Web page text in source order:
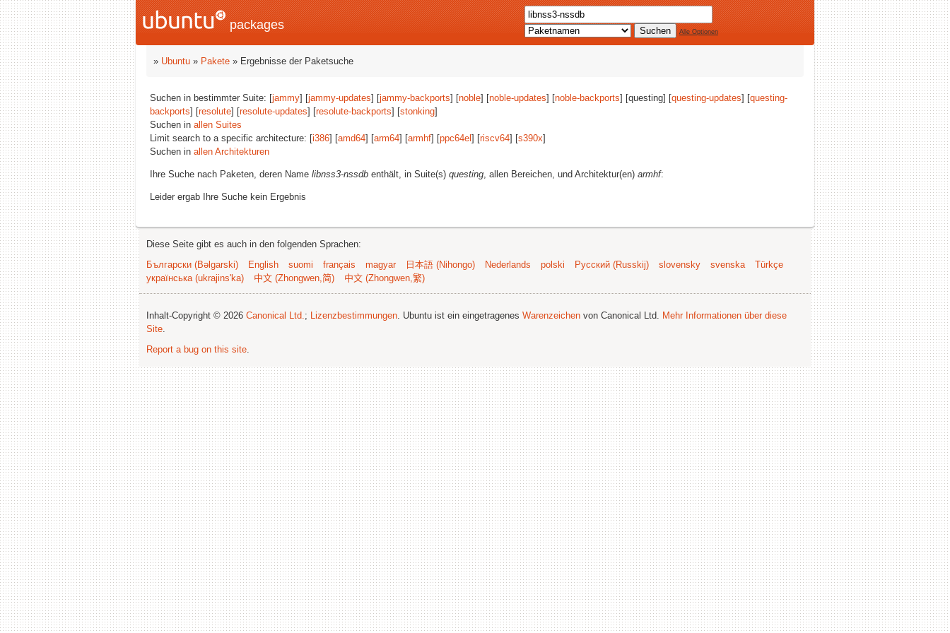
packages Alle Optionen
» Ubuntu » Pakete » Ergebnisse der Paketsuche
Suchen in bestimmter Suite: [jammy] [jammy-updates] [jammy-backports] [noble] [noble-updates] [noble-backports] [questing] [questing-updates] [questing-
backports] [resolute] [resolute-updates] [resolute-backports] [stonking]
Suchen in allen Suites
Limit search to a specific architecture: [i386] [amd64] [arm64] [armhf] [ppc64el ] [riscv64] [s390x]
Suchen in allen Architekturen
Ihre Suche nach Paketen, deren Name libnss3-nssdb enthält, in Suite(s) questing, allen Bereichen, und Architektur(en) armhf:
Leider ergab Ihre Suche kein Ergebnis
Diese Seite gibt es auch in den folgenden Sprachen:
Български (Bəlgarski)
English suomi français magyar 日本語 (Nihongo) Nederlands polski Русский (Russkij) slovensky svenska
Türkçe
українська (ukrajins'ka)
中文 (Zhongwen,简) 中文 (Zhongwen,繁)
Inhalt-Copyright © 2026 Canonical Ltd.; Lizenzbestimmungen. Ubuntu ist ein eingetragenes Warenzeichen von Canonical Ltd. Mehr Informationen über diese
Site.
Report a bug on this site.